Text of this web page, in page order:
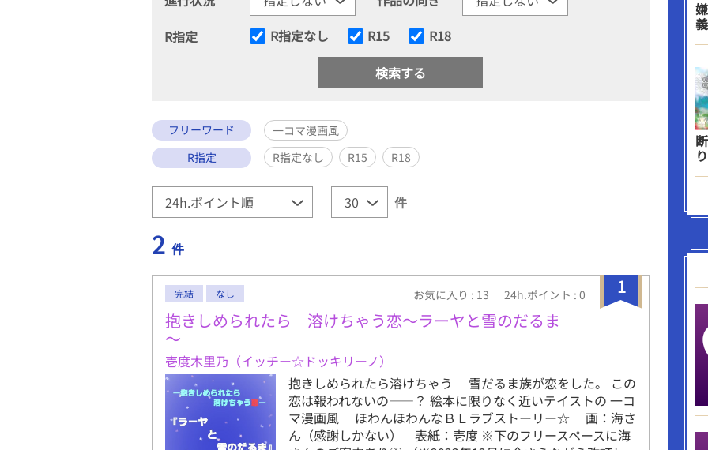
R指定
R指定なし R15 R18
フリーワード
一コマ漫画風
R指定
R指定なし R15 R18
件
2 件
1
完結 なし お気に入り : 13 24h.ポイント : 0
抱きしめられたら 溶けちゃう恋～ラーヤと雪のだるま
～
壱度木里乃（イッチー☆ドッキリーノ）
抱きしめられたら溶けちゃう 雪だるま族が恋をした。 この
恋は報われないの――？ 絵本に限りなく近いテイストの 一コ
マ漫画風 ほわんほわんなＢＬラブストーリー☆ 画：海さ
ん（感謝しかない） 表紙：壱度 ※下のフリースペースに海